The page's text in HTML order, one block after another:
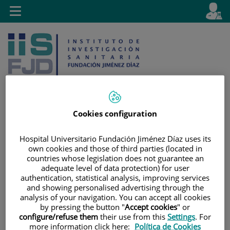
Saltar al contenido
contenido
activo
es
Toggle
navigation
Cookies configuration
Hospital Universitario Fundación Jiménez Díaz uses its
own cookies and those of third parties (located in
countries whose legislation does not guarantee an
adequate level of data protection) for user
authentication, statistical analysis, improving services
and showing personalised advertising through the
analysis of your navigation. You can accept all cookies
by pressing the button "Accept cookies" or
configure/refuse them their use from this Settings. For
more information click here: Política de Cookies